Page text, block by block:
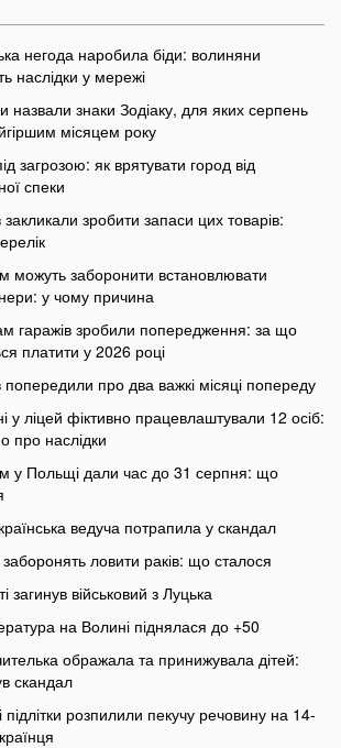
негода наробила біди: волиняни
наслідки у мережі
назвали знаки Зодіаку, для яких серпень
місяцем року
загрозою: як врятувати город від
спеки
закликали зробити запаси цих товарів:
можуть заборонити встановлювати
у чому причина
гаражів зробили попередження: за що
платити у 2026 році
попередили про два важкі місяці попереду
у ліцей фіктивно працевлаштували 12 осіб:
про наслідки
у Польщі дали час до 31 серпня: що
ведуча потрапила у скандал
заборонять ловити раків: що сталося
загинув військовий з Луцька
на Волині піднялася до +50
ображала та принижувала дітей:
скандал
розпилили пекучу речовину на 14-